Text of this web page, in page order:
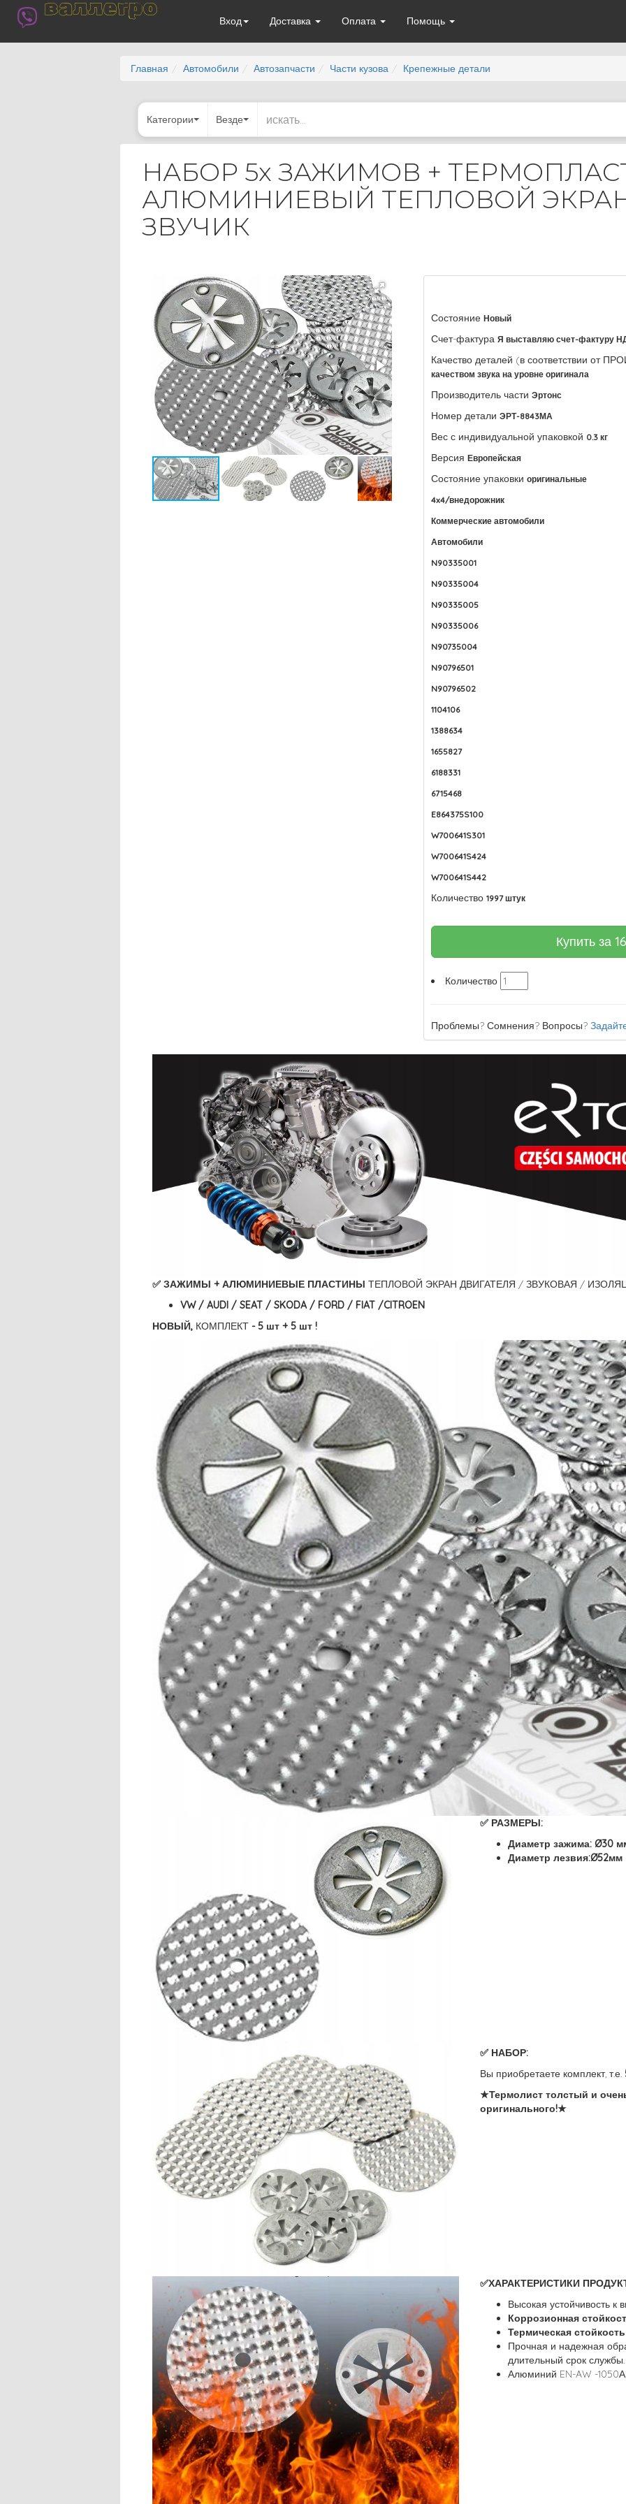
валлегро
Вход Доставка Оплата Помощь
Главная Автомобили Автозапчасти Части кузова Крепежные детали
Категории Везде
НАБОР 5x ЗАЖИМОВ +
АЛЮМИНИЕВЫЙ ТЕПЛОВОЙ
ЗВУЧИК
Состояние Новый
Счет-фактура Я выставляю счет-фактуру
Качество деталей (в соответствии от
качеством звука на уровне оригинала
Производитель части Эртонс
Номер детали ЭРТ-8843МА
Вес с индивидуальной упаковкой 0.3 кг
Версия Европейская
Состояние упаковки оригинальные
4x4/внедорожник
Коммерческие автомобили
Автомобили
N90335001
N90335004
N90335005
N90335006
N90735004
N90796501
N90796502
1104106
1388634
1655827
6188331
6715468
E864375S100
W700641S301
W700641S424
W700641S442
Количество 1997 штук
Купить за
Количество
Проблемы? Сомнения? Вопросы?
✅ ЗАЖИМЫ + АЛЮМИНИЕВЫЕ ПЛАСТИНЫ ТЕПЛОВОЙ ЭКРАН ДВИГАТЕЛЯ / ЗВУКОВАЯ /
VW / AUDI / SEAT / SKODA / FORD / FIAT /CITROEN
НОВЫЙ, КОМПЛЕКТ - 5 шт + 5 шт !
✅ РАЗМЕРЫ:
Диаметр зажима: Ø30
Диаметр лезвия:Ø52мм
✅ НАБОР:
Вы приобретаете комплект, т.е.
★Термолист толстый и
оригинального!★
✅ХАРАКТЕРИСТИКИ
Высокая устойчивость к
Коррозионная
Термическая
Прочная и надежная
длительный срок службы.
Алюминий EN-AW -1050А